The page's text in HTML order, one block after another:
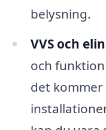
belysning.
VVS och
och
det kommer